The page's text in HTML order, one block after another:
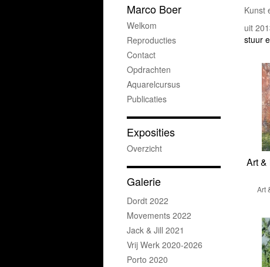
Kunst
uit
stuur
Art &
Art
Marco Boer
Welkom
Reproducties
Contact
Opdrachten
Aquarelcursus
Publicaties
Exposities
Overzicht
Galerie
Dordt 2022
Movements 2022
Jack & Jill 2021
Vrij Werk 2020-2026
Porto 2020